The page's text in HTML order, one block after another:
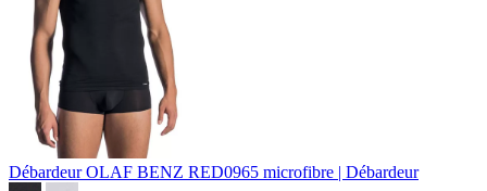
Débardeur OLAF BENZ RED0965 microfibre | Débardeur